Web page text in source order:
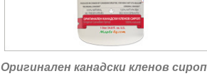
Оригинален канадски кленов сироп